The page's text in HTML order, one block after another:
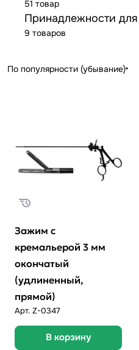
51 товар
Принадлежности
9 товаров
По популярности (убывание)
Зажим с
кремальерой 3 мм
окончатый
(удлиненный,
прямой)
Арт. Z-0347
В корзину